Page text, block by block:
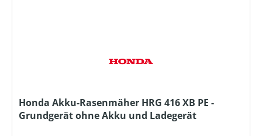
Honda Akku-Rasenmäher HRG 416 XB PE -
Grundgerät ohne Akku und Ladegerät